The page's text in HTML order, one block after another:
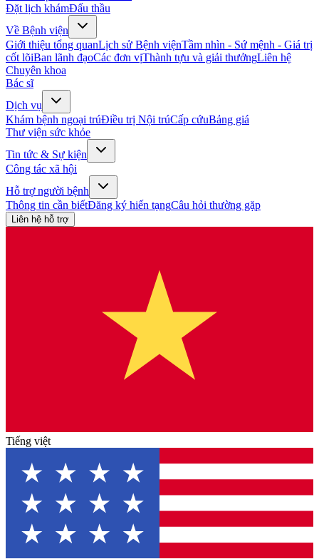
Đặt lịch khámĐấu thầu
Về Bệnh viện
Giới thiệu tổng quanLịch sử Bệnh việnTầm nhìn - Sứ mệnh - Giá trị
cốt lõiBan lãnh đạoCác đơn vịThành tựu và giải thưởngLiên hệ
Chuyên khoa
Bác sĩ
Dịch vụ
Khám bệnh ngoại trúĐiều trị Nội trúCấp cứuBảng giá
Thư viện sức khỏe
Tin tức & Sự kiện
Công tác xã hội
Hỗ trợ người bệnh
Thông tin cần biếtĐăng ký hiến tạngCâu hỏi thường gặp
Liên hệ hỗ trợ
Tiếng việt